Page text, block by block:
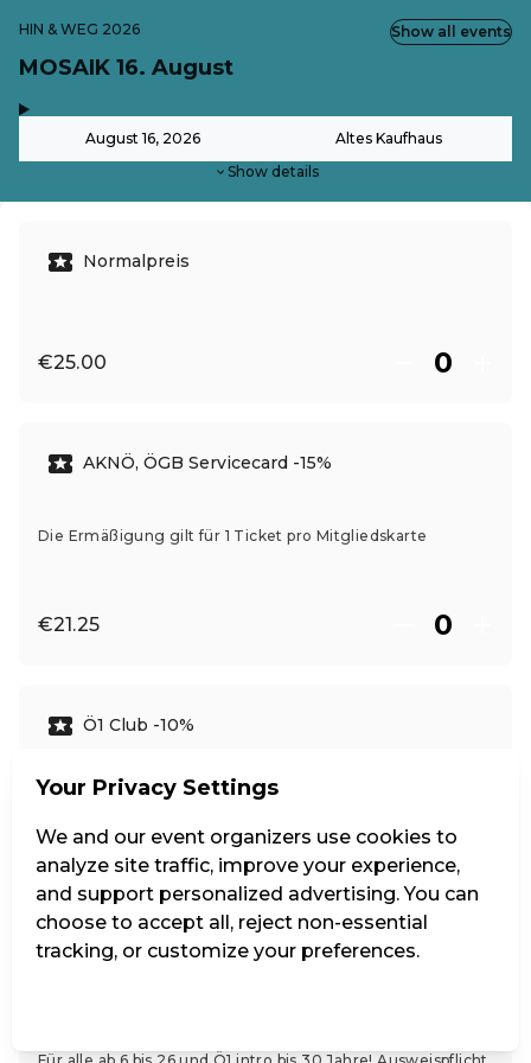
HIN & WEG 2026
MOSAIK 16. August
August 16, 2026 Altes Kaufhaus
Show details
Show all events
Normalpreis
€25.00
AKNÖ, ÖGB Servicecard -15%
Die Ermäßigung gilt für 1 Ticket pro Mitgliedskarte
€21.25
Ö1 Club -10%
Ermäßigung gilt für max. 2 Tickets pro Club-Karte
€22.50
Your Privacy Settings
We and our event organizers use cookies to
analyze site traffic, improve your experience,
and support personalized advertising. You can
choose to accept all, reject non-essential
tracking, or customize your preferences.